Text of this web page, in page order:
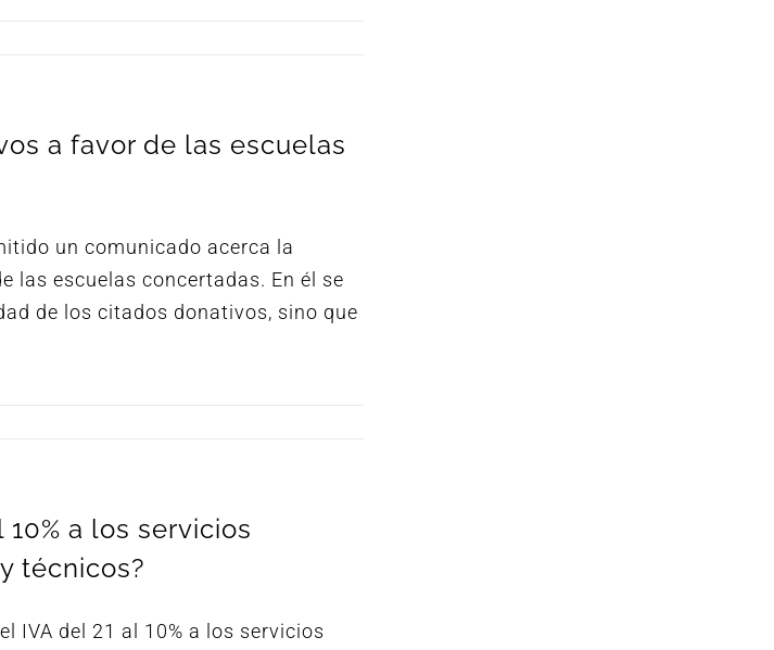
a favor de las escuelas
un comunicado acerca la
las escuelas concertadas. En él se
de los citados donativos, sino que
a los servicios
técnicos?
IVA del 21 al 10% a los servicios